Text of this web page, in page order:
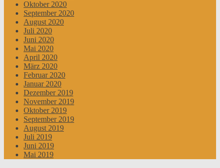
Oktober 2020
September 2020
August 2020
Juli 2020
Juni 2020
Mai 2020
April 2020
März 2020
Februar 2020
Januar 2020
Dezember 2019
November 2019
Oktober 2019
September 2019
August 2019
Juli 2019
Juni 2019
Mai 2019